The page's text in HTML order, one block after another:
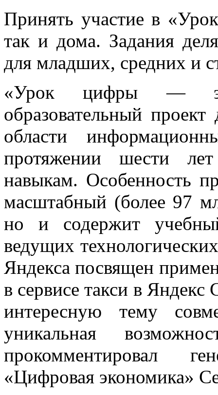
Принять участие в
так и дома. Задания
для младших, средних и
«Урок цифры —
образовательный
области
протяжении шести
навыкам. Особенность
масштабный (более 97
но и содержит
ведущих
Яндекса посвящен
в сервисе такси в
интересную тему
уникальная
прокомментировал
«Цифровая экономика»